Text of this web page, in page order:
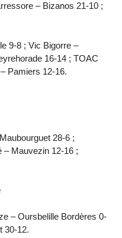
– Bizanos 21-10 ;
9-8 ; Vic Bigorre –
16-14 ; TOAC
Pamiers 12-16.
28-6 ;
– Mauvezin 12-16 ;
– Oursbelille Bordères 0-
30-12.